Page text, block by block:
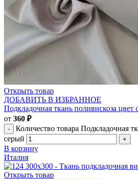
Открыть товар
ДОБАВИТЬ В ИЗБРАННОЕ
Подкладочная ткань поливискоза цвет
от 360 ₽
Количество товара Подкладочная
серый
В корзину
Италия
Открыть товар